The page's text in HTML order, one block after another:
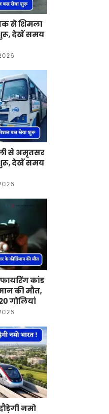
से शिमला
देखें समय
से अमृतसर
देखें समय
फायरिंग कांड
की मौत,
गोलियां
नमो